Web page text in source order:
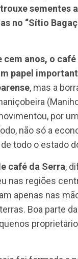
trouxe sementes
no “Sítio
cem anos, o café
papel
, mas a
por
não só a
todo o estado
café da Serra,
nas regiões
apenas nas
Boa parte